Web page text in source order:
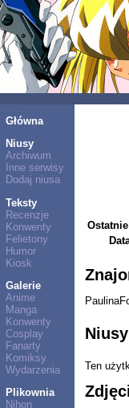
Główna
Niusy
Archiwum
Inne serwisy
Dodaj niusa
Teksty
Recenzje
Konwenty
Felietony
Humor
Kiosk
Galerie
Anime
Manga
Konwenty
Cosplay
Fanarty
Komiksy
Wydarzenia
Plikownia
Nihon
Ten